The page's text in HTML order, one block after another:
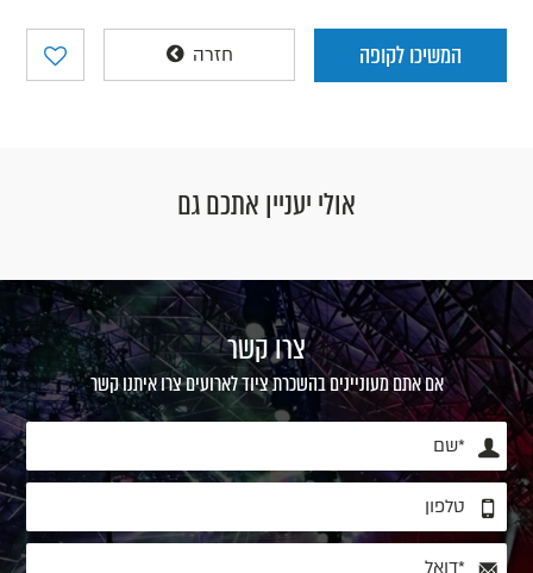
המשיכו לקופה חזרה
אולי יעניין אתכם גם
צרו קשר
אם אתם מעוניינים בהשכרת ציוד לארועים צרו איתנו קשר